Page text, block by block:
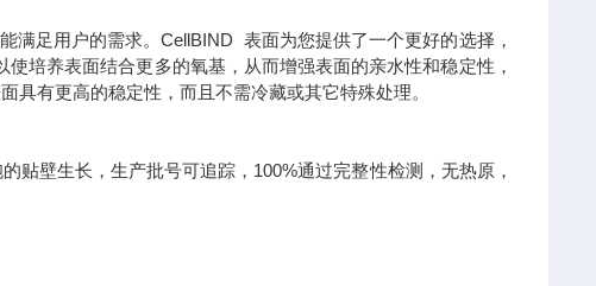
满足用户的需求。CellBIND 表面为您提供了一个更好的选择，
培养表面结合更多的氧基，从而增强表面的亲水性和稳定性，
有更高的稳定性，而且不需冷藏或其它特殊处理。
贴壁生长，生产批号可追踪，100%通过完整性检测，无热原，